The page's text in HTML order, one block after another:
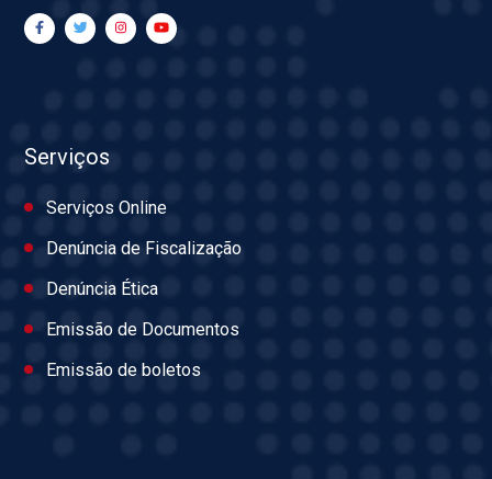
Serviços
Serviços Online
Denúncia de Fiscalização
Denúncia Ética
Emissão de Documentos
Emissão de boletos